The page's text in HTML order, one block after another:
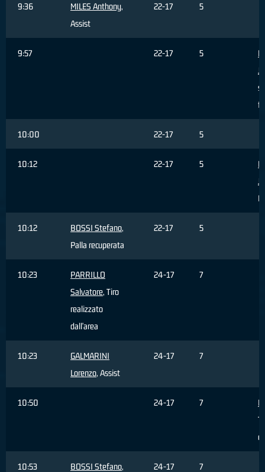
9:36 MILES Anthony,
Assist
22-17 5
9:57 22-17 5
10:00 22-17 5
10:12 22-17 5
10:12 BOSSI Stefano,
Palla recuperata
22-17 5
10:23
PARRILLO
Salvatore, Tiro
realizzato
dall'area
24-17 7
10:23
GALMARINI
Lorenzo, Assist
24-17 7
10:50 24-17 7
10:53 BOSSI Stefano,
24-17 7